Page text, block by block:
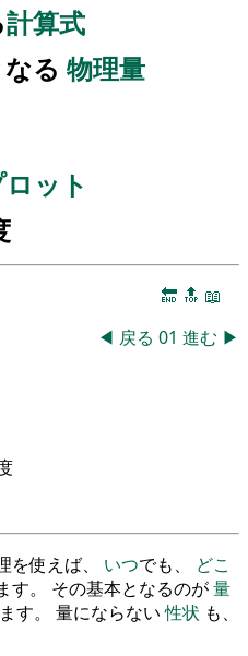
計算式
る 物理量
ロット
🔚 🔝 📖
◀ 戻る 01 進む ▶
を使えば、 いつでも、 どこ
す。 その基本となるのが量
す。 量にならない性状 も、